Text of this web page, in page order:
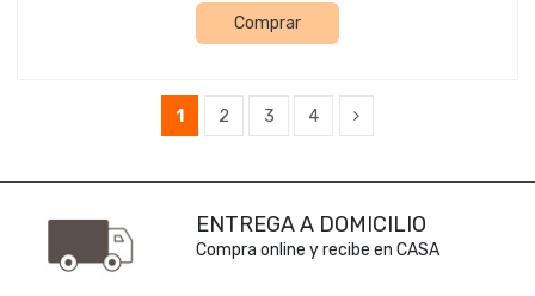
Comprar
1 2 3 4
ENTREGA A DOMICILIO
Compra online y recibe en CASA